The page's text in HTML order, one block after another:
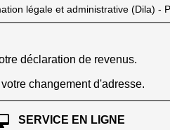
légale et administrative (Dila) -
déclaration de revenus.
changement d'adresse.
SERVICE EN LIGNE